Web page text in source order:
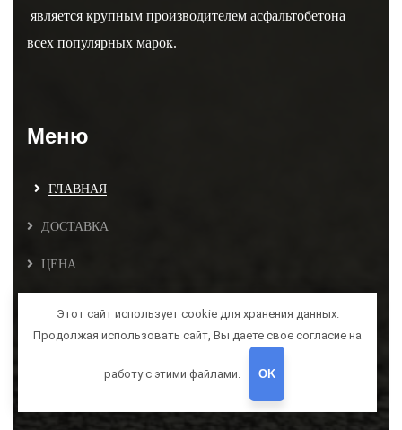
является крупным производителем асфальтобетона
всех популярных марок.
Меню
ГЛАВНАЯ
ДОСТАВКА
ЦЕНА
КОНТАКТЫ
Этот сайт использует cookie для хранения данных.
Продолжая использовать сайт, Вы даете свое согласие на
работу с этими файлами. OK